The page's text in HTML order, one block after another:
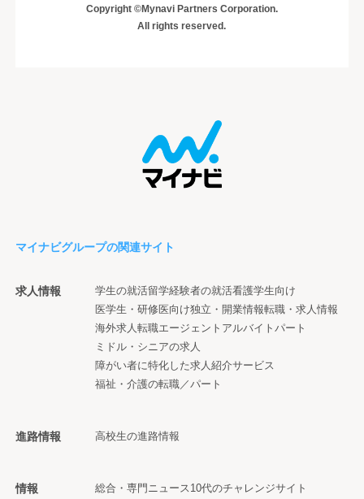
Copyright ©Mynavi Partners Corporation.
All rights reserved.
マイナビグループの関連サイト
求人情報 学生の就活留学経験者の就活看護学生向け
医学生・研修医向け独立・開業情報転職・求人情報
海外求人 転職エージェント アルバイト パート
ミドル・シニアの求人
障がい者に特化した求人紹介サービス
福祉・介護の転職／パート
進路情報 高校生の進路情報
情報
総合・専門ニュース 10代のチャレンジサイト